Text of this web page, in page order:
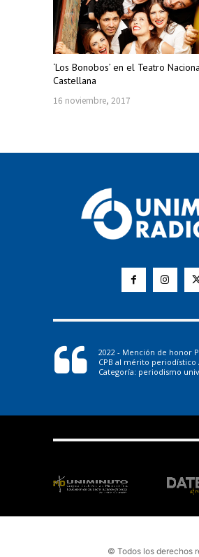
‘Los Bonobos’ en el Teatro
Castellana
16 noviembre, 2017
2022 - Mención de honor
CPB al mérito periodístico
Categoría: periodismo
© Todos los derechos